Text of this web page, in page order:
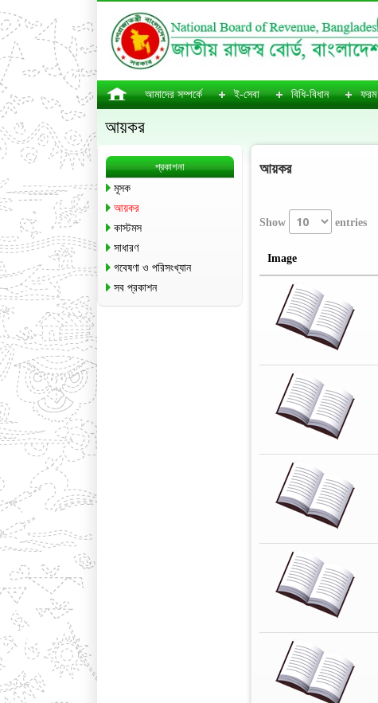
আমাদের সম্পর্কে ই-সেবা বিধি-বিধান ফরম
আয়কর
প্রকাশনা
মূসক
আয়কর
কাস্টমস
সাধারণ
গবেষণা ও পরিসংখ্যান
সব প্রকাশন
আয়কর
Show
entries
Image